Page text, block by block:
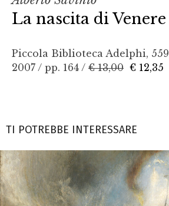
La nascita di Venere
Piccola Biblioteca Adelphi, 559
2007 / pp. 164 / € 13,00 € 12,35
TI POTREBBE INTERESSARE